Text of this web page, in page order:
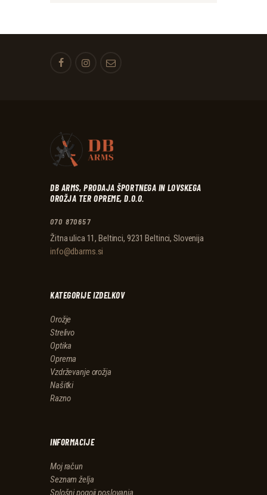
DB ARMS, PRODAJA ŠPORTNEGA IN LOVSKEGA
OROŽJA TER OPREME, D.O.O.
070 870657
Žitna ulica 11, Beltinci, 9231 Beltinci, Slovenija
info@dbarms.si
KATEGORIJE IZDELKOV
Orožje
Strelivo
Optika
Oprema
Vzdrževanje orožja
Našitki
Razno
INFORMACIJE
Moj račun
Seznam želja
Splošni pogoji poslovanja